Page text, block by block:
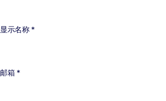
显示名称 *
邮箱 *